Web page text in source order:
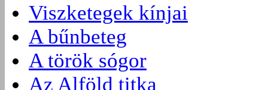
Viszketegek kínjai
A bűnbeteg
A török sógor
Az Alföld titka